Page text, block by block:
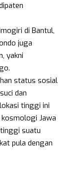
di Bantul,
juga
yakni
status sosial
dan
tinggi ini
Jawa
suatu
pula dengan